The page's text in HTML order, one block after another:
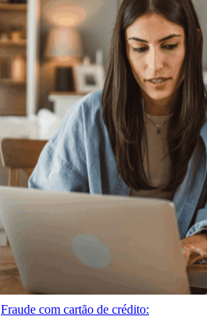
Fraude com cartão de crédito: